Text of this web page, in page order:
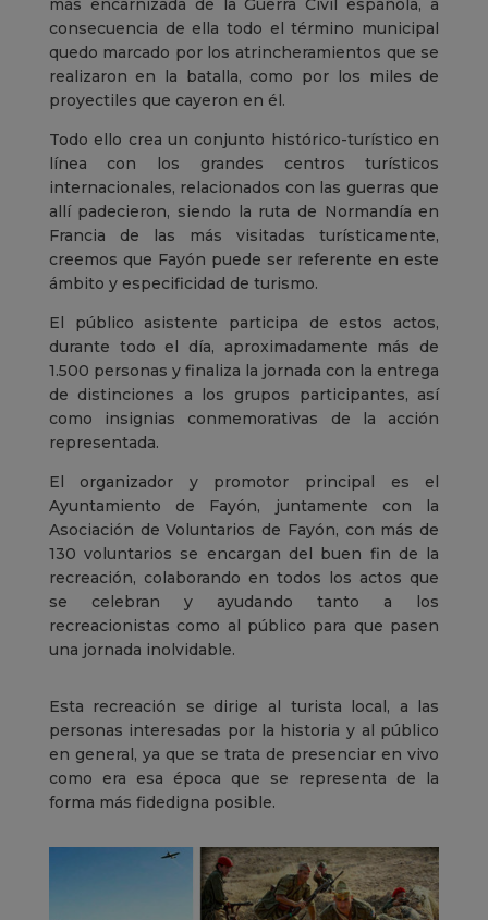
más encarnizada de la Guerra Civil española, a
consecuencia de ella todo el término municipal
quedo marcado por los atrincheramientos que se
realizaron en la batalla, como por los miles de
proyectiles que cayeron en él.
Todo ello crea un conjunto histórico-turístico en
línea con los grandes centros turísticos
internacionales, relacionados con las guerras que
allí padecieron, siendo la ruta de Normandía en
Francia de las más visitadas turísticamente,
creemos que Fayón puede ser referente en este
ámbito y especificidad de turismo.
El público asistente participa de estos actos,
durante todo el día, aproximadamente más de
1.500 personas y finaliza la jornada con la entrega
de distinciones a los grupos participantes, así
como insignias conmemorativas de la acción
representada.
El organizador y promotor principal es el
Ayuntamiento de Fayón, juntamente con la
Asociación de Voluntarios de Fayón, con más de
130 voluntarios se encargan del buen fin de la
recreación, colaborando en todos los actos que
se celebran y ayudando tanto a los
recreacionistas como al público para que pasen
una jornada inolvidable.
Esta recreación se dirige al turista local, a las
personas interesadas por la historia y al público
en general, ya que se trata de presenciar en vivo
como era esa época que se representa de la
forma más fidedigna posible.